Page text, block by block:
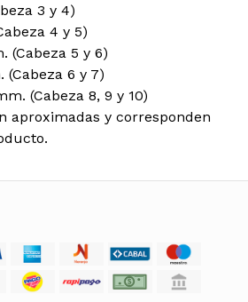
3 y 4)
4 y 5)
(Cabeza 5 y 6)
(Cabeza 6 y 7)
(Cabeza 8, 9 y 10)
aproximadas y corresponden